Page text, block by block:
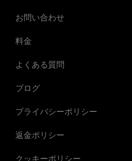
お問い合わせ
料金
よくある質問
ブログ
プライバシーポリシー
返金ポリシー
クッキーポリシー